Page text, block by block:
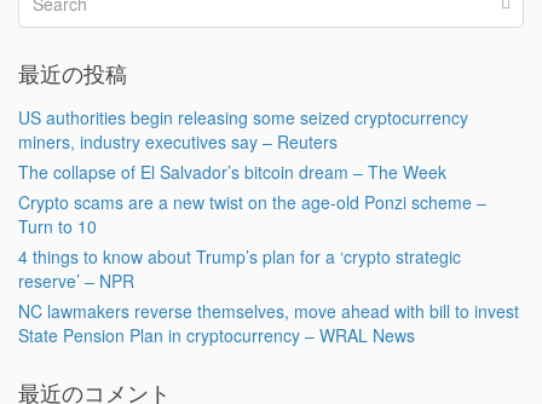
最近の投稿
US authorities begin releasing some seized cryptocurrency
miners, industry executives say – Reuters
The collapse of El Salvador’s bitcoin dream – The Week
Crypto scams are a new twist on the age-old Ponzi scheme –
Turn to 10
4 things to know about Trump’s plan for a ‘crypto strategic
reserve’ – NPR
NC lawmakers reverse themselves, move ahead with bill to invest
State Pension Plan in cryptocurrency – WRAL News
最近のコメント